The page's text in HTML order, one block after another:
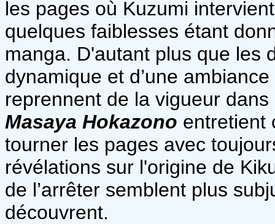
les pages où Kuzumi
quelques faiblesses étant
manga. D'autant plus que les
dynamique et d’une
reprennent de la vigueur
Masaya Hokazono entretient
tourner les pages avec
révélations sur l'origine de
de l’arrêter semblent plus
découvrent.